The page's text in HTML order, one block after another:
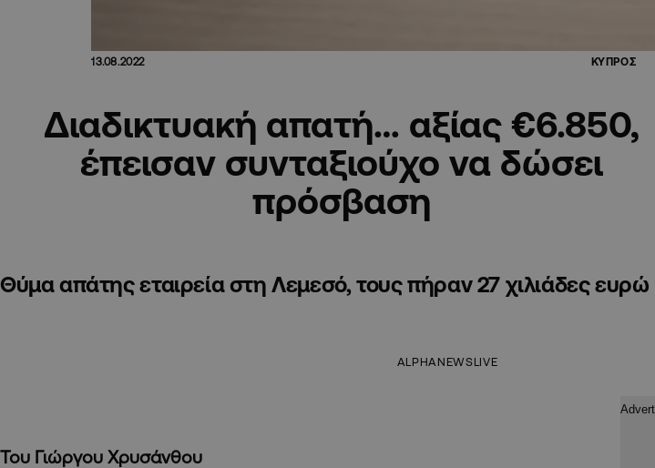
13.08.2022 ΚΥΠΡΟΣ
Διαδικτυακή απατή… αξίας €6.850,
έπεισαν συνταξιούχο να δώσει
πρόσβαση
Θύμα απάτης εταιρεία στη Λεμεσό, τους πήραν 27 χιλιάδες ευρώ
ALPHANEWSLIVE
Του Γιώργου Χρυσάνθου